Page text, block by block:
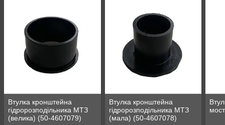
Втулка кронштейна
гідророзподільника МТЗ
(велика) (50-4607079)
Втулка кронштейна
гідророзподільника МТЗ
(мала) (50-4607078)